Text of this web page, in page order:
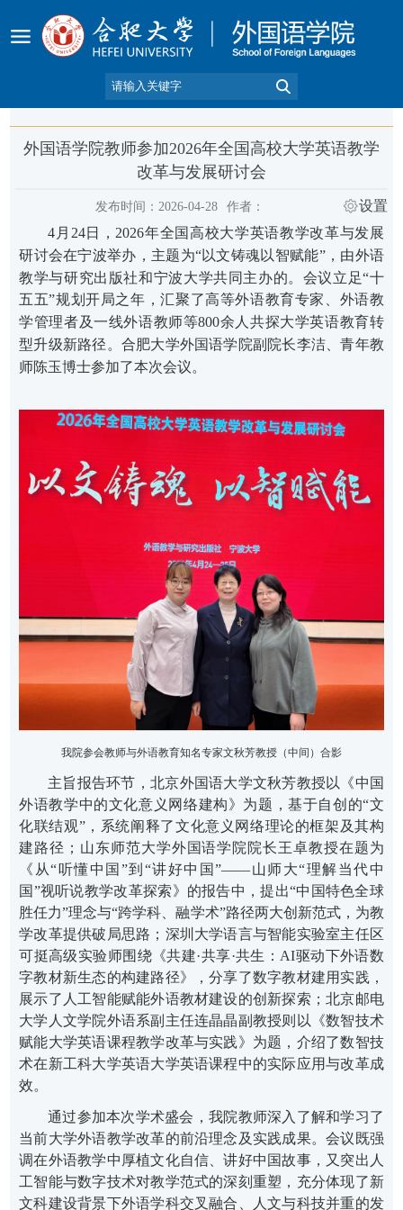
外国语学院教师参加2026年全国高校大学英语教学
改革与发展研讨会
发布时间：2026-04-28 作者：
设置
4 月 24日， 2026年全国高校大学英语教学改革与发展
研讨会在宁波举办 ，主题为“以文铸魂以智赋能”，由外语
教学与研究出版社和宁波大学共同主办的。会议立足“十
五五”规划开局之年，汇聚了高等外语教育专家、外语教
学管理者及一线外语教师等800余人共探大学英语教育转
型升级新路径。合肥大学外国语学院副院长李洁、青年教
师陈玉博士参加了本次会议。
我院参会教师与外语教育知名专家文秋芳教授 （中间 ） 合影
主旨报告环节 ，北京外国语大学文秋芳教授以《中国
外语教学中的文化意义网络建构》为题，基于自创的“文
化联结观”，系统阐释了文化意义网络理论的框架及其构
建路径；山东师范大学外国语学院院长王卓教授在题为
《从“听懂中国”到“讲好中国”——山师大“理解当代中
国”视听说教学改革探索》的报告中，提出“中国特色全球
胜任力”理念与“跨学科、融学术”路径两大创新范式，为教
学改革提供破局思路；深圳大学语言与智能实验室主任区
可挺高级实验师围绕《共建·共享·共生： AI驱动下外语数
字教材新生态的构建路径》，分享了数字教材建用实践，
展示了人工智能赋能外语教材建设的创新探索；北京邮电
大学人文学院外语系副主任连晶晶副教授则以《数智技术
赋能大学英语课程教学改革与实践》为题，介绍了数智技
术在新工科大学英语大学英语课程中的实际应用与改革成
效。
通过参加本次学术盛会，我院教师深入了解和学习了
当前大学外语教学改革的前沿理念及实践成果。会议既强
调在外语教学中厚植文化自信、讲好中国故事，又突出人
工智能与数字技术对教学范式的深刻重塑，充分体现了新
文科建设背景下外语学科交叉融合、人文与科技并重的发